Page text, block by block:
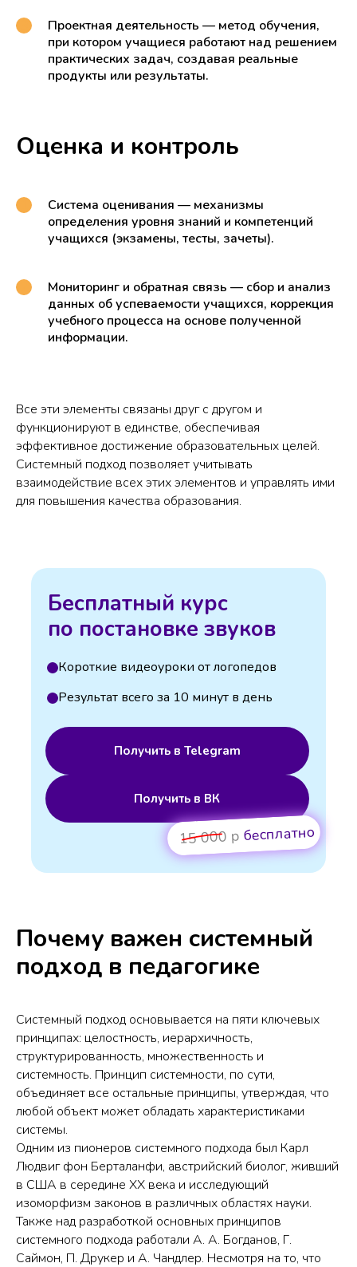
Проектная деятельность — метод обучения,
при котором учащиеся работают над решением
практических задач, создавая реальные
продукты или результаты.
Оценка и контроль
Система оценивания — механизмы
определения уровня знаний и компетенций
учащихся (экзамены, тесты, зачеты).
Мониторинг и обратная связь — сбор и анализ
данных об успеваемости учащихся, коррекция
учебного процесса на основе полученной
информации.
Все эти элементы связаны друг с другом и
функционируют в единстве, обеспечивая
эффективное достижение образовательных целей.
Системный подход позволяет учитывать
взаимодействие всех этих элементов и управлять ими
для повышения качества образования.
Бесплатный курс
по постановке звуков
Получить в Telegram
Получить в ВК
15 000 р бесплатно
Результат всего за 10 минут в день
Короткие видеоуроки от логопедов
Почему важен системный
подход в педагогике
Системный подход основывается на пяти ключевых
принципах: целостность, иерархичность,
структурированность, множественность и
системность. Принцип системности, по сути,
объединяет все остальные принципы, утверждая, что
любой объект может обладать характеристиками
системы.
Одним из пионеров системного подхода был Карл
Людвиг фон Берталанфи, австрийский биолог, живший
в США в середине XX века и исследующий
изоморфизм законов в различных областях науки.
Также над разработкой основных принципов
системного подхода работали А. А. Богданов, Г.
Саймон, П. Друкер и А. Чандлер. Несмотря на то, что